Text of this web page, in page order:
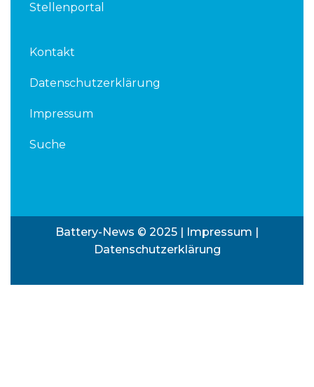
Stellenportal
Kontakt
Datenschutzerklärung
Impressum
Suche
Battery-News © 2025 | Impressum |
Datenschutzerklärung